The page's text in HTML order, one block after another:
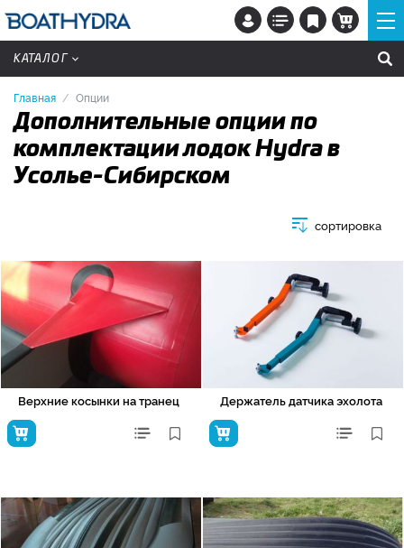
КАТАЛОГ
Главная Опции
Дополнительные опции по
комплектации лодок Hydra в
Усолье-Сибирском
сортировка
Верхние косынки на транец Держатель датчика эхолота